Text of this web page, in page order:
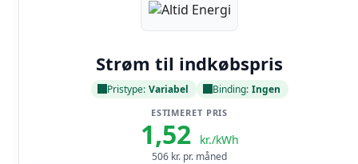
Strøm til indkøbspris
Pristype: Variabel Binding: Ingen
ESTIMERET PRIS
1,52 kr./kWh
506 kr. pr. måned